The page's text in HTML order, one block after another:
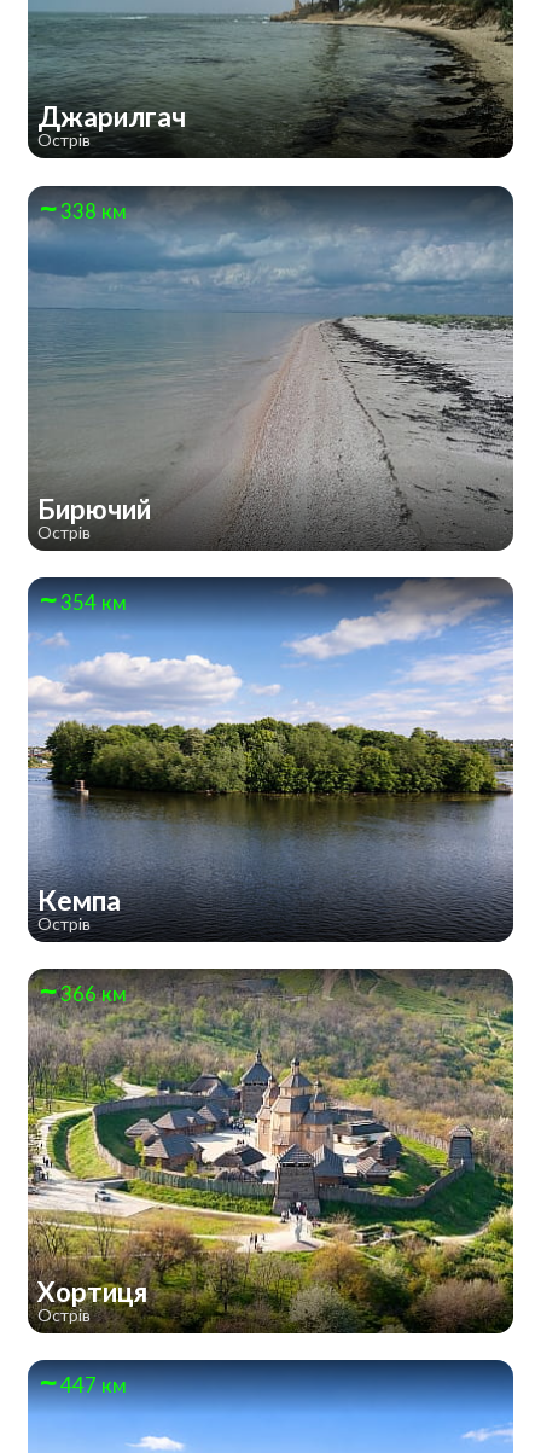
Джарилгач
Острів
338 км
Бирючий
Острів
354 км
Кемпа
Острів
366 км
Хортиця
Острів
447 км